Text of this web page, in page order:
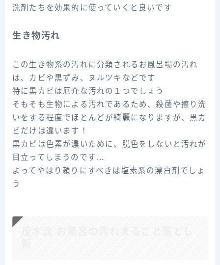
洗剤たちを効果的に使っていくと良いです
生き物汚れ
この生き物系の汚れに分類されるお風呂場の汚れ
は、カビや黒ずみ、ヌルツキなどです
特に黒カビは厄介な汚れの１つでしょう
そもそも生物による汚れであるため、殺菌や擦り洗
いをする程度でほとんどが綺麗になりますが、黒カ
ビだけは違います！
黒カビは色素が濃いために、脱色をしないと汚れが
目立ってしまうのです…
よってやはり頼りにすべきは塩素系の漂白剤でしょ
う